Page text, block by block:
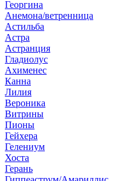
Георгина
Анемона/ветренница
Астильба
Астра
Астранция
Гладиолус
Ахименес
Канна
Лилия
Вероника
Витрины
Пионы
Гейхера
Гелениум
Хоста
Герань